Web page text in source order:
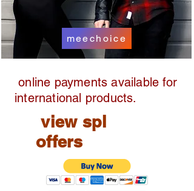
meechoice
online payments available for
international products.
view spl
offers